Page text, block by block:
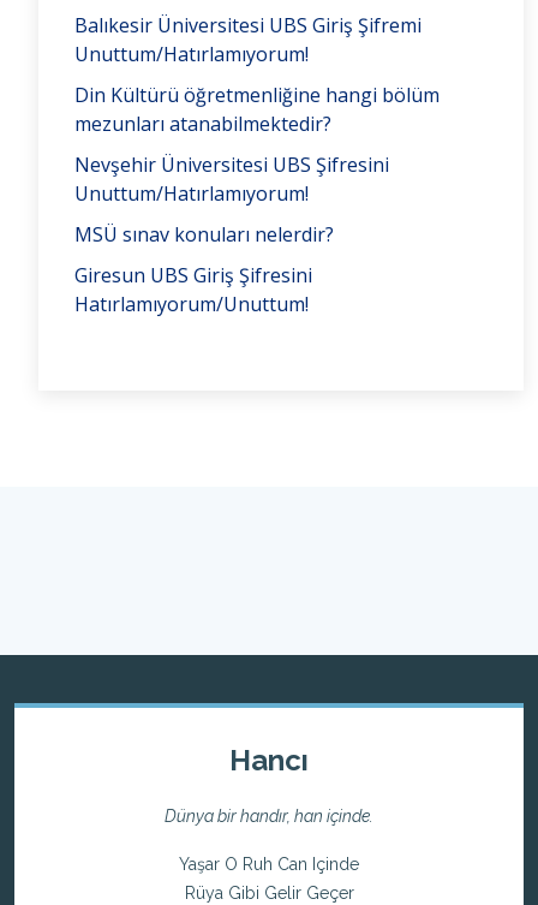
Balıkesir Üniversitesi UBS Giriş Şifremi
Unuttum/Hatırlamıyorum!
Din Kültürü öğretmenliğine hangi bölüm
mezunları atanabilmektedir?
Nevşehir Üniversitesi UBS Şifresini
Unuttum/Hatırlamıyorum!
MSÜ sınav konuları nelerdir?
Giresun UBS Giriş Şifresini
Hatırlamıyorum/Unuttum!
Hancı
Dünya bir handır, han içinde.
Yaşar O Ruh Can Içinde
Rüya Gibi Gelir Geçer